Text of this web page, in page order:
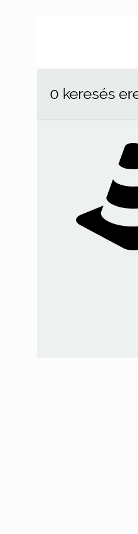
0 keresés